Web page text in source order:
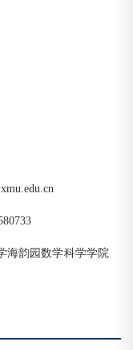
海韵园数学科学学院